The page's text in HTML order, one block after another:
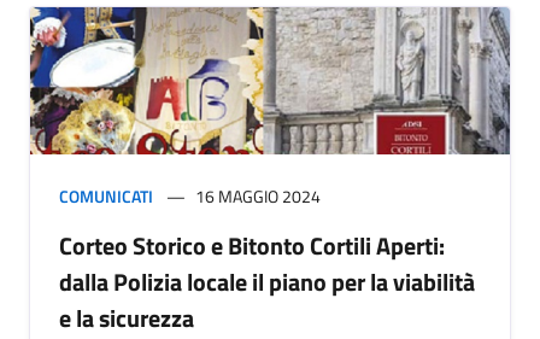
COMUNICATI 16 MAGGIO 2024
Corteo Storico e Bitonto Cortili Aperti:
dalla Polizia locale il piano per la viabilità
e la sicurezza